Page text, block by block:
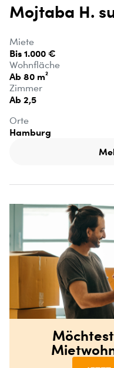
Mojtaba H.
Miete
Bis 1.000 €
Wohnfläche
Ab 80 m²
Zimmer
Ab 2,5
Orte
Hamburg